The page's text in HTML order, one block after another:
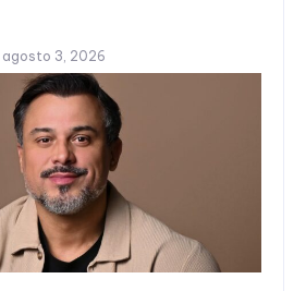
agosto 3, 2026